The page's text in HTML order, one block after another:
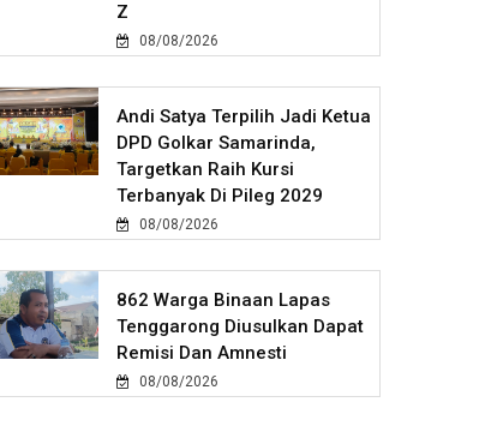
Z
08/08/2026
Andi Satya Terpilih Jadi Ketua
DPD Golkar Samarinda,
Targetkan Raih Kursi
Terbanyak Di Pileg 2029
08/08/2026
862 Warga Binaan Lapas
Tenggarong Diusulkan Dapat
Remisi Dan Amnesti
08/08/2026